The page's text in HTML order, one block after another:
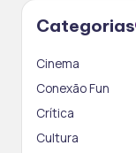
Categorias
Cinema
Conexão Fun
Crítica
Cultura